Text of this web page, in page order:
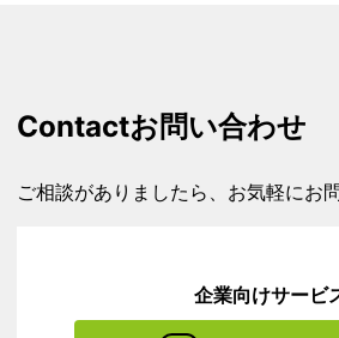
Contactお問い合わせ
ご相談がありましたら、お気軽にお
企業向けサービ